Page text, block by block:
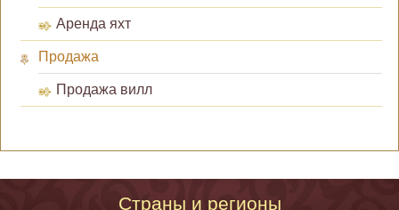
Аренда яхт
Продажа
Продажа вилл
Страны и регионы